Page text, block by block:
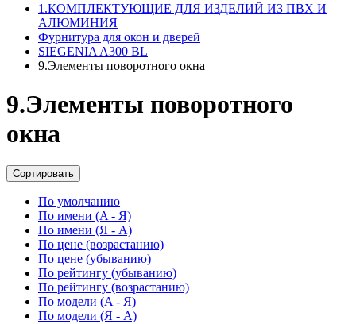
1.КОМПЛЕКТУЮЩИЕ ДЛЯ ИЗДЕЛИЙ ИЗ ПВХ И
АЛЮМИНИЯ
Фурнитура для окон и дверей
SIEGENIA A300 BL
9.Элементы поворотного окна
9.Элементы поворотного
окна
Сортировать
По умолчанию
По имени (A - Я)
По имени (Я - A)
По цене (возрастанию)
По цене (убыванию)
По рейтингу (убыванию)
По рейтингу (возрастанию)
По модели (A - Я)
По модели (Я - A)